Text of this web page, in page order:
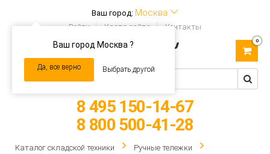
Ваш город: Москва
Ваш город Москва ?
Да, все верно Выбрать другой
Войти Карта сайта Контакты
navigation
0
8 495 150-14-67
8 800 500-41-28
Каталог складской техники
Ручные тележки